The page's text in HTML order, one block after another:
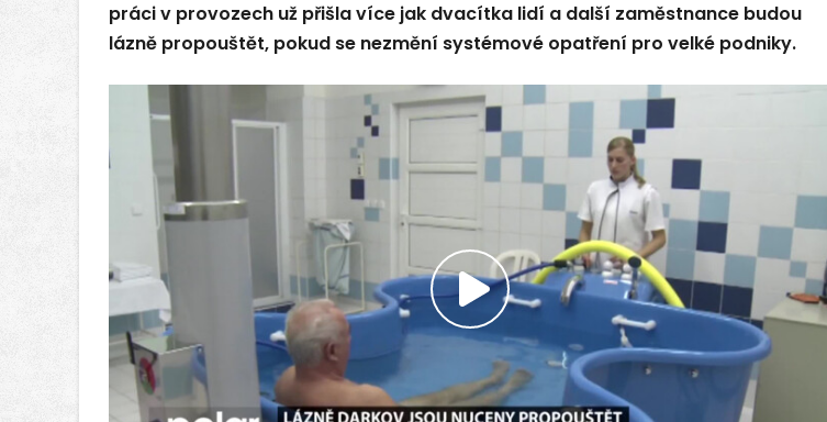
práci v provozech už přišla více jak dvacítka lidí a další zaměstnance budou
lázně propouštět, pokud se nezmění systémové opatření pro velké podniky.
Přehrát
video